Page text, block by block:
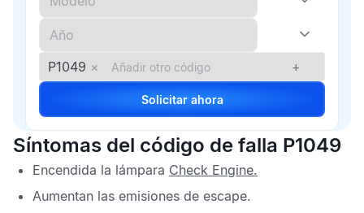
P1049 × +
Solicitar ahora
Síntomas del código de falla P1049
Encendida la lámpara Check Engine.
Aumentan las emisiones de escape.